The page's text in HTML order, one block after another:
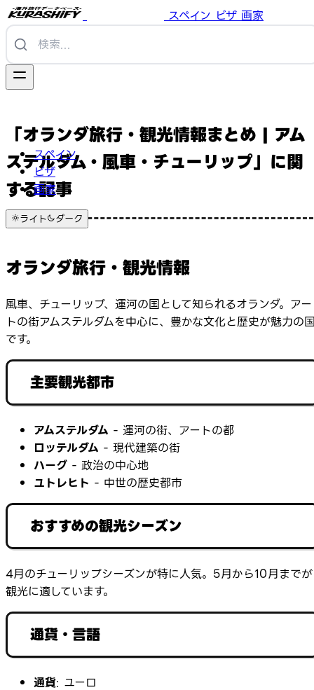
スペイン ビザ 画家
スペイン
ビザ
画家
ライト ダーク
「オランダ旅行・観光情報まとめ | アム
ステルダム・風車・チューリップ」に関
する記事
オランダ旅行・観光情報
風車、チューリップ、運河の国として知られるオランダ。アー
トの街アムステルダムを中心に、豊かな文化と歴史が魅力の
です。
主要観光都市
アムステルダム - 運河の街、アートの都
ロッテルダム - 現代建築の街
ハーグ - 政治の中心地
ユトレヒト - 中世の歴史都市
おすすめの観光シーズン
4月のチューリップシーズンが特に人気。5月から10月までが
観光に適しています。
通貨・言語
通貨: ユーロ